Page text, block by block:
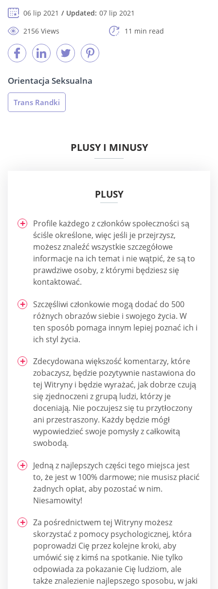
06 lip 2021 Updated: 07 lip 2021
2156 Views
11 min read
Orientacja Seksualna
Trans Randki
PLUSY I MINUSY
PLUSY
Profile każdego z członków społeczności są
ściśle określone, więc jeśli je przejrzysz,
możesz znaleźć wszystkie szczegółowe
informacje na ich temat i nie wątpić, że są to
prawdziwe osoby, z którymi będziesz się
kontaktować.
Szczęśliwi członkowie mogą dodać do 500
różnych obrazów siebie i swojego życia. W
ten sposób pomaga innym lepiej poznać ich i
ich styl życia.
Zdecydowana większość komentarzy, które
zobaczysz, będzie pozytywnie nastawiona do
tej Witryny i będzie wyrażać, jak dobrze czują
się zjednoczeni z grupą ludzi, którzy je
doceniają. Nie poczujesz się tu przytłoczony
ani przestraszony. Każdy będzie mógł
wypowiedzieć swoje pomysły z całkowitą
swobodą.
Jedną z najlepszych części tego miejsca jest
to, że jest w 100% darmowe; nie musisz płacić
żadnych opłat, aby pozostać w nim.
Niesamowity!
Za pośrednictwem tej Witryny możesz
skorzystać z pomocy psychologicznej, która
poprowadzi Cię przez kolejne kroki, aby
umówić się z kimś na spotkanie. Nie tylko
odpowiada za pokazanie Cię ludziom, ale
także znalezienie najlepszego sposobu, w jaki